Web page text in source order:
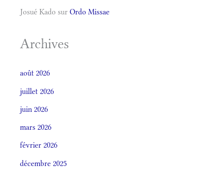
Josué Kado sur Ordo Missae
Archives
août 2026
juillet 2026
juin 2026
mars 2026
février 2026
décembre 2025